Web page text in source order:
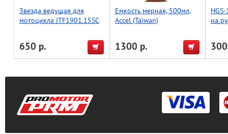
Звезда ведущая для
мотоцикла JTF1901.15SC
650 р.
Емкость мерная, 500мл,
Accel (Taiwan)
1300 р.
на